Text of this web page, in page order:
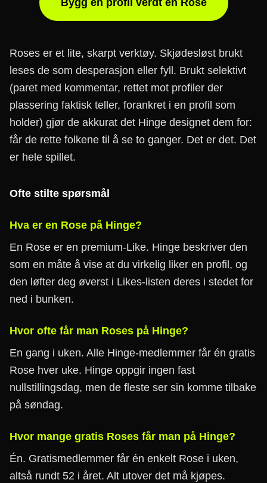
Bygg en profil verdt en Rose
Roses er et lite, skarpt verktøy. Skjødesløst brukt
leses de som desperasjon eller fyll. Brukt selektivt
(paret med kommentar, rettet mot profiler der
plassering faktisk teller, forankret i en profil som
holder) gjør de akkurat det Hinge designet dem for:
får de rette folkene til å se to ganger. Det er det. Det
er hele spillet.
Ofte stilte spørsmål
Hva er en Rose på Hinge?
En Rose er en premium-Like. Hinge beskriver den
som en måte å vise at du virkelig liker en profil, og
den løfter deg øverst i Likes-listen deres i stedet for
ned i bunken.
Hvor ofte får man Roses på Hinge?
En gang i uken. Alle Hinge-medlemmer får én gratis
Rose hver uke. Hinge oppgir ingen fast
nullstillingsdag, men de fleste ser sin komme tilbake
på søndag.
Hvor mange gratis Roses får man på Hinge?
Én. Gratismedlemmer får én enkelt Rose i uken,
altså rundt 52 i året. Alt utover det må kjøpes.